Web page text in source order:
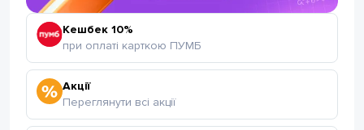
Кешбек 10%
при оплаті карткою ПУМБ
Акції
Переглянути всі акції